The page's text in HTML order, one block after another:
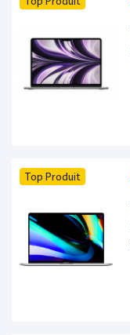
Top Produit